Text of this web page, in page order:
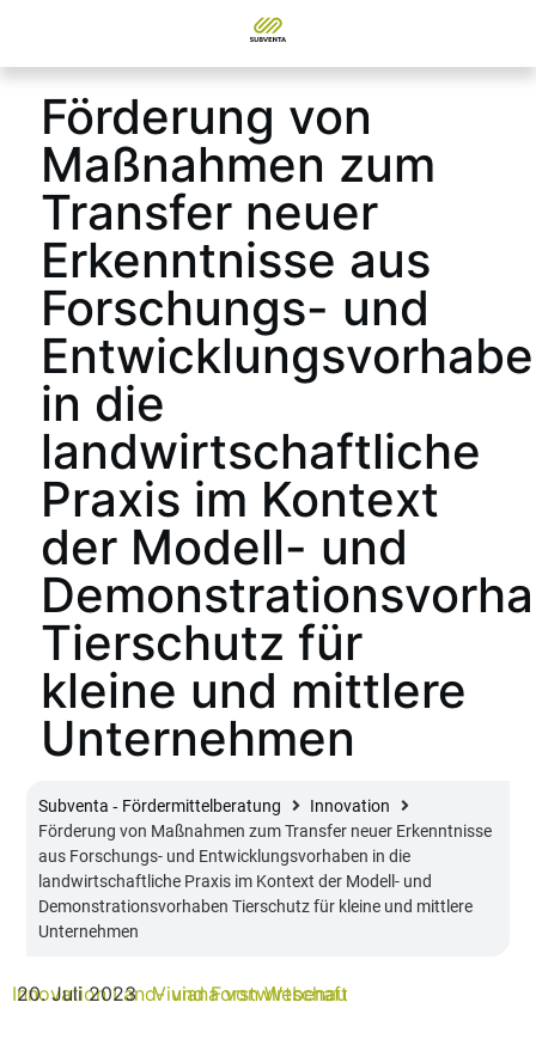
Förderung von
Maßnahmen zum
Transfer neuer
Erkenntnisse aus
Forschungs- und
in die
landwirtschaftliche
Praxis im Kontext
der Modell- und
Tierschutz für
kleine und mittlere
Unternehmen
Subventa ‐ Fördermittelberatung
Innovation
Förderung von Maßnahmen zum Transfer neuer Erkenntnisse
aus Forschungs- und Entwicklungsvorhaben in die
landwirtschaftliche Praxis im Kontext der Modell- und
Demonstrationsvorhaben Tierschutz für kleine und mittlere
Unternehmen
Innovation Land- und Forstwirtschaft
20. Juli 2023 Viviana von Webenau